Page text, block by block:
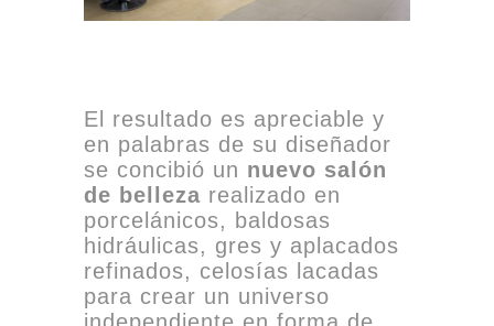
El resultado es apreciable y
en palabras de su diseñador
se concibió un nuevo salón
de belleza realizado en
porcelánicos, baldosas
hidráulicas, gres y aplacados
refinados, celosías lacadas
para crear un universo
independiente en forma de